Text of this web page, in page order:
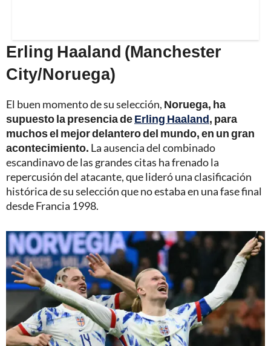
Erling Haaland (Manchester
City/Noruega)
El buen momento de su selección, Noruega, ha
supuesto la presencia deErling Haaland, para
muchos el mejor delantero del mundo, en un gran
acontecimiento. La ausencia del combinado
escandinavo de las grandes citas ha frenado la
repercusión del atacante, que lideró una clasificación
histórica de su selección que no estaba en una fase final
desde Francia 1998.